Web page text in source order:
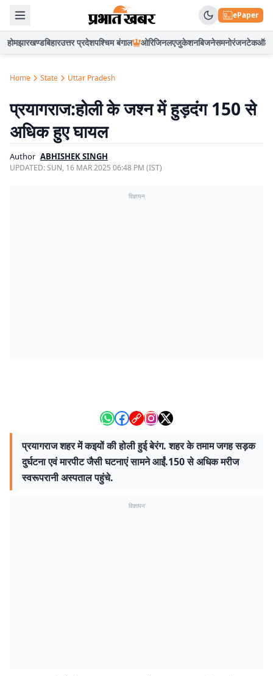
ePaper
होमझारखण्डबिहारउत्तर प्रदेशपश्चिम बंगाल ओरिजिनलएजुकेशनबिजनेसमनोरंजनटेकऑटो
Home State Uttar Pradesh
प्रयागराज:होली के जश्न में हुड़दंग 150 से
अधिक हुए घायल
Author ABHISHEK SINGH
UPDATED:SUN, 16 MAR 2025 06:48 PM (IST)
विज्ञापन
प्रयागराज शहर में कइयों की होली हुई बेरंग. शहर के तमाम जगह सड़क
दुर्घटना एवं मारपीट जैसी घटनाएं सामने आईं.150 से अधिक मरीज
स्वरूपरानी अस्पताल पहुंचे.
विज्ञापन